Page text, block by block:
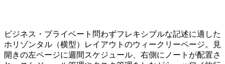
ビジネス・プライベート問わずフレキシブルな記述に適した
ホリゾンタル（横型）レイアウトのウィークリーページ。見
開きの左ページに週間スケジュール、右側にノートが配置さ